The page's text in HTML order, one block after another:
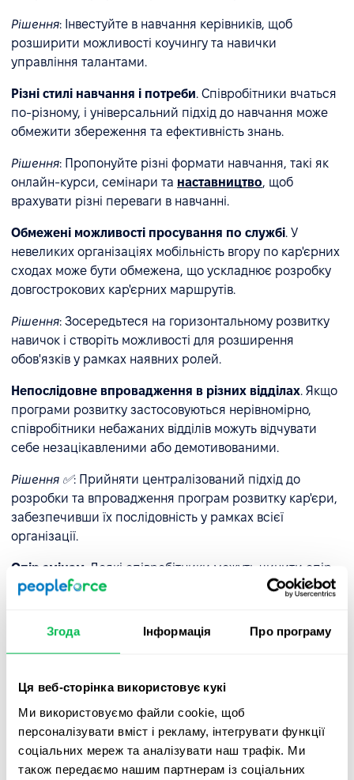
Згода Інформація Про програму
Ця веб-сторінка використовує кукі
Ми використовуємо файли cookie, щоб
персоналізувати вміст і рекламу, інтегрувати функції
соціальних мереж та аналізувати наш трафік. Ми
також передаємо нашим партнерам із соціальних
Рішення: Інвестуйте в навчання керівників, щоб
розширити можливості коучингу та навички
управління талантами.
Різні стилі навчання і потреби. Співробітники вчаться
по-різному, і універсальний підхід до навчання може
обмежити збереження та ефективність знань.
Рішення: Пропонуйте різні формати навчання, такі як
онлайн-курси, семінари та наставництво, щоб
врахувати різні переваги в навчанні.
Обмежені можливості просування по службі. У
невеликих організаціях мобільність вгору по кар'єрних
сходах може бути обмежена, що ускладнює розробку
довгострокових кар'єрних маршрутів.
Рішення: Зосередьтеся на горизонтальному розвитку
навичок і створіть можливості для розширення
обов'язків у рамках наявних ролей.
Непослідовне впровадження в різних відділах. Якщо
програми розвитку застосовуються нерівномірно,
співробітники небажаних відділів можуть відчувати
себе незацікавленими або демотивованими.
Рішення ✅: Прийняти централізований підхід до
розробки та впровадження програм розвитку кар'єри,
забезпечивши їх послідовність у рамках всієї
організації.
Опір змінам . Деякі співробітники можуть чинити опір
освоєнню нових навичок, особливо якщо вони
адекватної компенсації.
Рішення: Підкресліть переваги розвитку і впровадьте
прогресу.
Непослідовне відстеження прогресу
систематичної оцінки стає важко визначити вплив
зусиль з розвитку на досягнення бізнес-цілей.